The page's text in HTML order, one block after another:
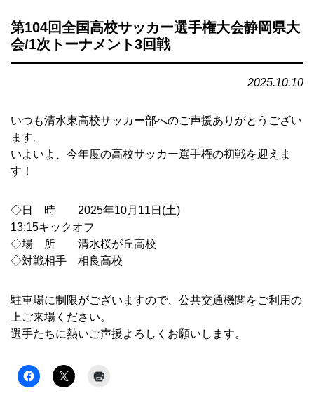
第104回全国高校サッカー選手権大会静岡県大
会/1次トーナメント3回戦
2025.10.10
いつも清水東高校サッカー部へのご声援ありがとうござい
ます。
いよいよ、今年度の高校サッカー選手権の初戦を迎えま
す！
◇日 時 2025年10月11日(土)
13:15キックオフ
◇場 所 清水桜が丘高校
◇対戦相手 相良高校
駐車場に制限がございますので、公共交通機関をご利用の
上ご来場ください。
選手たちに熱いご声援よろしくお願いします。